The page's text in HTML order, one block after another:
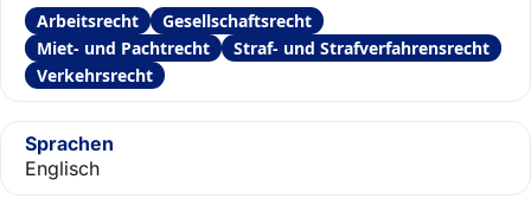
Arbeitsrecht
Gesellschaftsrecht
Miet- und Pachtrecht
Straf- und Strafverfahrensrecht
Verkehrsrecht
Sprachen
Englisch